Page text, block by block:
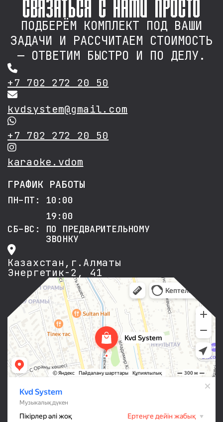
связаться с нами просто
ПОДБЕРЁМ КОМПЛЕКТ ПОД ВАШИ
ЗАДАЧИ И РАССЧИТАЕМ СТОИМОСТЬ
— ОТВЕТИМ БЫСТРО И ПО ДЕЛУ.
+7 702 272 20 50
kvdsystem@gmail.com
+7 702 272 20 50
karaoke.vdom
ГРАФИК РАБОТЫ
ПН–ПТ: 10:00
19:00
СБ–ВС: ПО ПРЕДВАРИТЕЛЬНОМУ
ЗВОНКУ
Казахстан,г.Алматы
Энергетик-2, 41